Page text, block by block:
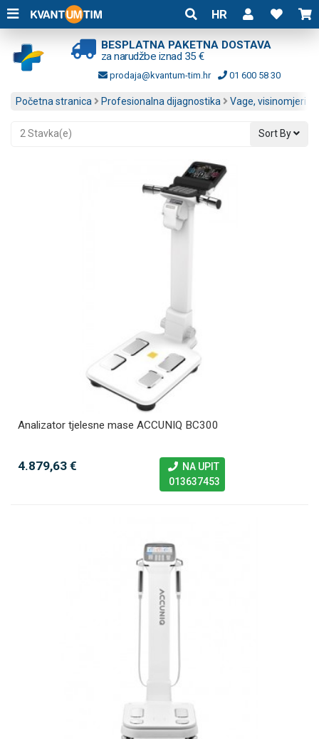
HR
BESPLATNA PAKETNA DOSTAVA
za narudžbe iznad 35 €
prodaja@kvantum-tim.hr 01 600 58 30
Početna stranica Profesionalna dijagnostika Vage, visinomjeri i
2 Stavka(e) Sort By
Analizator tjelesne mase ACCUNIQ BC300
4.879,63 €
NA UPIT
013637453